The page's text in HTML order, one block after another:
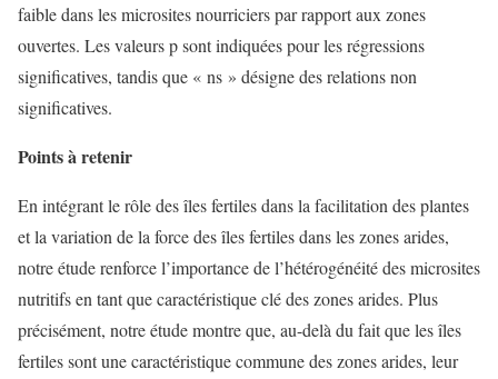
faible dans les microsites nourriciers par rapport aux zones
ouvertes. Les valeurs p sont indiquées pour les régressions
significatives, tandis que « ns » désigne des relations non
significatives.
Points à retenir
En intégrant le rôle des îles fertiles dans la facilitation des plantes
et la variation de la force des îles fertiles dans les zones arides,
notre étude renforce l’importance de l’hétérogénéité des microsites
nutritifs en tant que caractéristique clé des zones arides. Plus
précisément, notre étude montre que, au-delà du fait que les îles
fertiles sont une caractéristique commune des zones arides, leur